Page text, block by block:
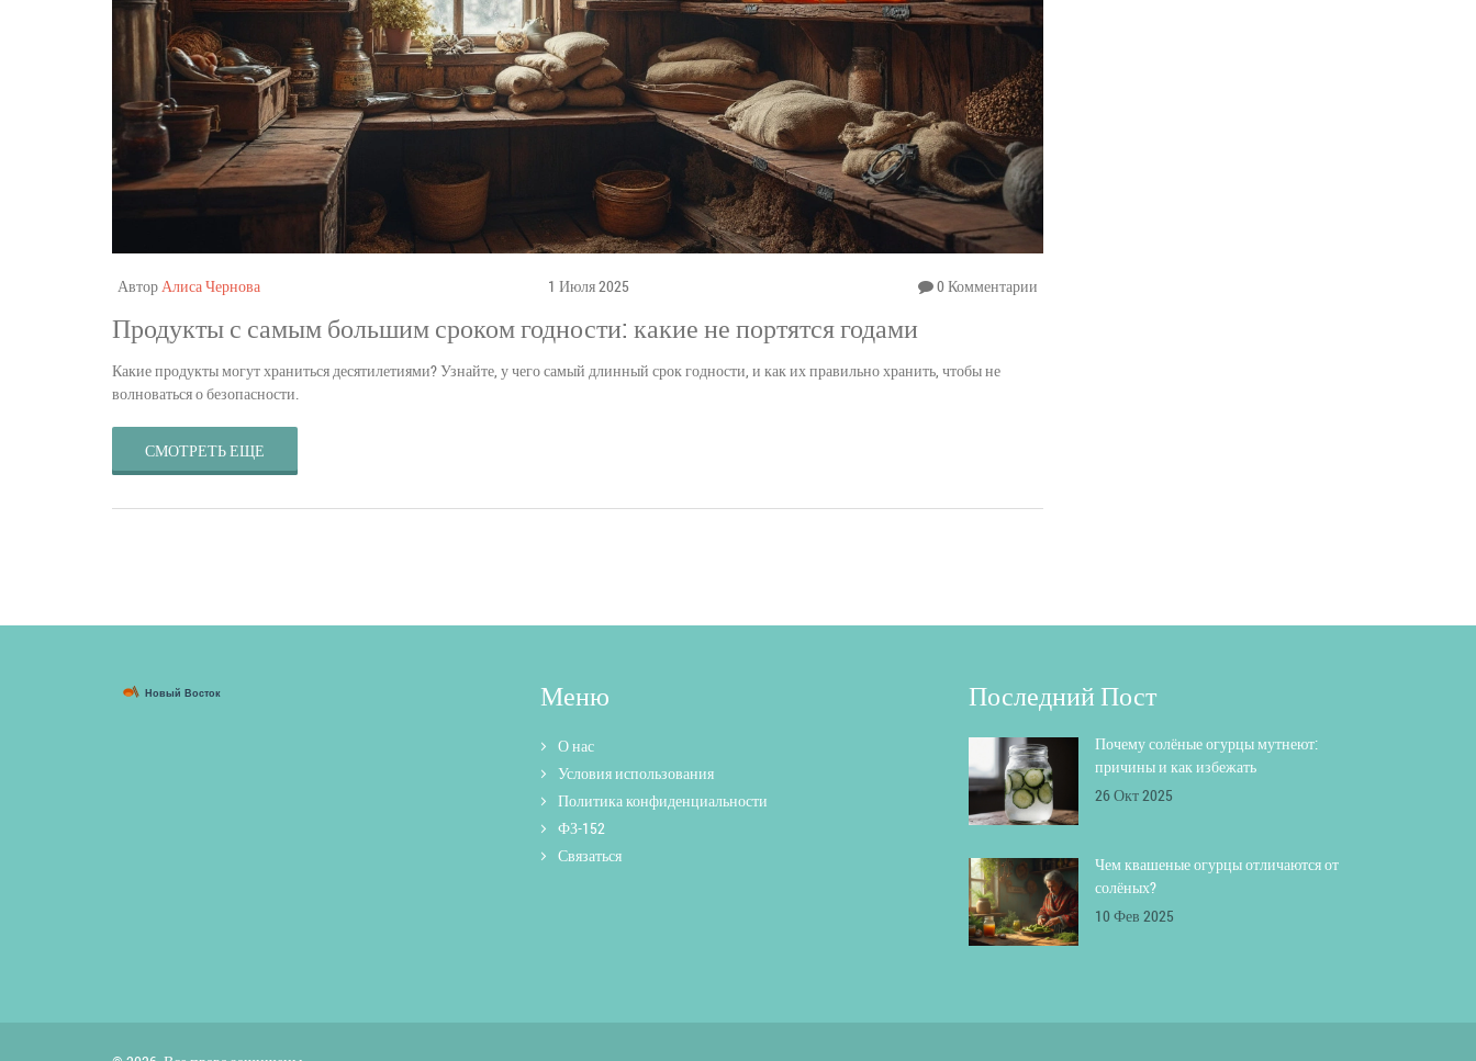
АвторАлиса Чернова 1 Июля 2025 0 Комментарии
Продукты с самым большим сроком годности: какие не портятся годами
Какие продукты могут храниться десятилетиями? Узнайте, у чего самый длинный срок годности, и как их правильно хранить, чтобы не
волноваться о безопасности.
СМОТРЕТЬ ЕЩЕ
Меню
О нас
Условия использования
Политика конфиденциальности
ФЗ-152
Связаться
Последний Пост
Почему солёные огурцы мутнеют:
причины и как избежать
26 Окт 2025
Чем квашеные огурцы отличаются от
солёных?
10 Фев 2025